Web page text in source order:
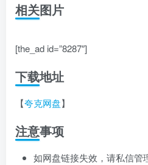
相关图片
[the_ad id=”8287″]
下载地址
【夸克网盘】
注意事项
如网盘链接失效，请私信管